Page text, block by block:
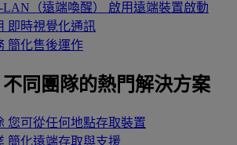
LAN（遠端喚醒）
啟用遠端裝置啟動
即時視覺化通訊
簡化售後運作
不同團隊的熱門解決方案
您可從任何地點存取裝置
簡化遠端存取與支援